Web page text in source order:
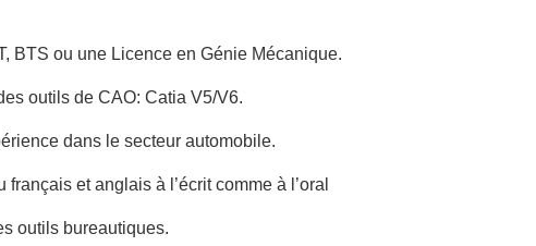
BTS ou une Licence en Génie Mécanique.
outils de CAO: Catia V5/V6.
dans le secteur automobile.
et anglais à l’écrit comme à l’oral
outils bureautiques.